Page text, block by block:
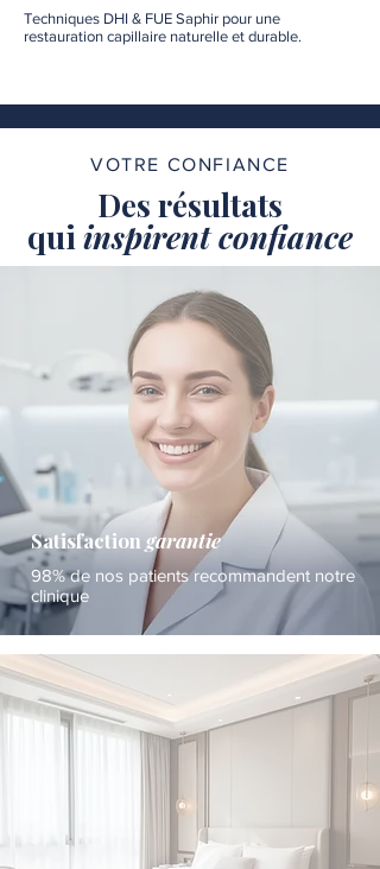
Techniques DHI & FUE Saphir pour une
restauration capillaire naturelle et durable.
VOTRE CONFIANCE
Des résultats
quiinspirent confiance
Satisfaction garantie
98% de nos patients recommandent notre
clinique